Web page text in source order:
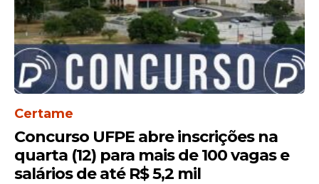
Certame
Concurso UFPE abre inscrições na
quarta (12) para mais de 100 vagas e
salários de até R$ 5,2 mil